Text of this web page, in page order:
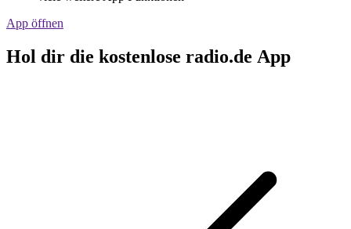
App öffnen
Hol dir die kostenlose radio.de App